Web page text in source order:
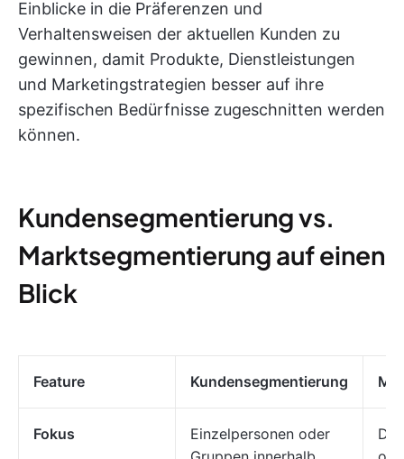
Einblicke in die Präferenzen und
Verhaltensweisen der aktuellen Kunden zu
gewinnen, damit Produkte, Dienstleistungen
und Marketingstrategien besser auf ihre
spezifischen Bedürfnisse zugeschnitten werden
können.
Kundensegmentierung vs.
Marktsegmentierung auf einen
Blick
Feature Kundensegmentierung
Fokus
Einzelpersonen oder